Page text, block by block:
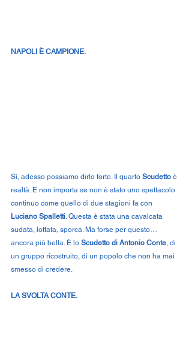
NAPOLI È CAMPIONE.
Sì, adesso possiamo dirlo forte. Il quarto Scudetto è
realtà. E non importa se non è stato uno spettacolo
continuo come quello di due stagioni fa con
Luciano Spalletti. Questa è stata una cavalcata
sudata, lottata, sporca. Ma forse per questo…
ancora più bella. È lo Scudetto di Antonio Conte, di
un gruppo ricostruito, di un popolo che non ha mai
smesso di credere.
LA SVOLTA CONTE.